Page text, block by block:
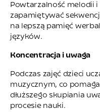
Powtarzalność melodii
zapamiętywać
na lepszą pamięć
języków.
Koncentracja i uwaga
Podczas zajęć dzieci
muzycznym, co
dłuższego skupiania
procesie nauki.